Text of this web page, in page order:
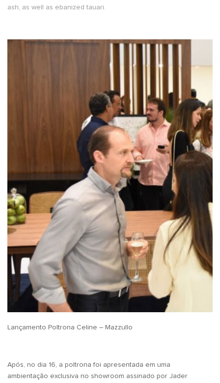
ash, as well as ebanized tauari.
Lançamento Poltrona Celine – Mazzullo
Após, no dia 16, a poltrona foi apresentada em uma
ambientação exclusiva no showroom assinado por Jader